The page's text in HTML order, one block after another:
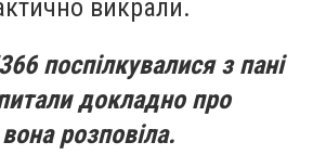
викрали.
поспілкувалися з пані
докладно про
розповіла.